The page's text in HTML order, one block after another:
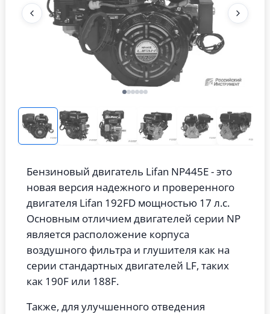
Бензиновый двигатель Lifan NP445E - это
новая версия надежного и проверенного
двигателя Lifan 192FD мощностью 17 л.с.
Основным отличием двигателей серии NP
является расположение корпуса
воздушного фильтра и глушителя как на
серии стандартных двигателей LF, таких
как 190F или 188F.
Также, для улучшенного отведения